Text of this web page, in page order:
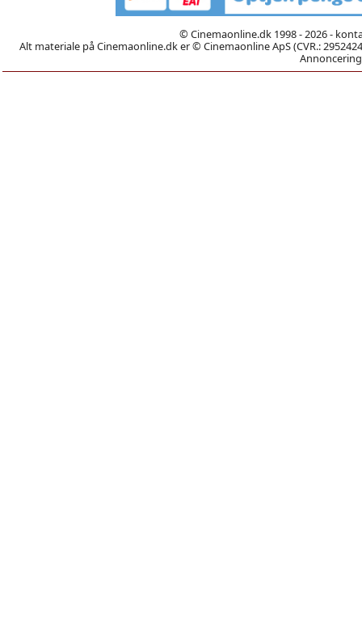
© Cinemaonline.dk 1998 - 2026 -
Alt materiale på Cinemaonline.dk er © Cinemaonline ApS (CVR.: